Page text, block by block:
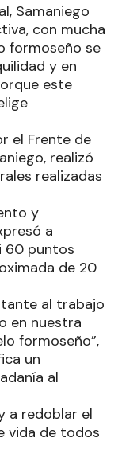
Samaniego
con mucha
formoseño se
y en
este
el Frente de
realizó
realizadas
y
a
60 puntos
de 20
al trabajo
en nuestra
formoseño”,
un
al
a redoblar el
vida de todos